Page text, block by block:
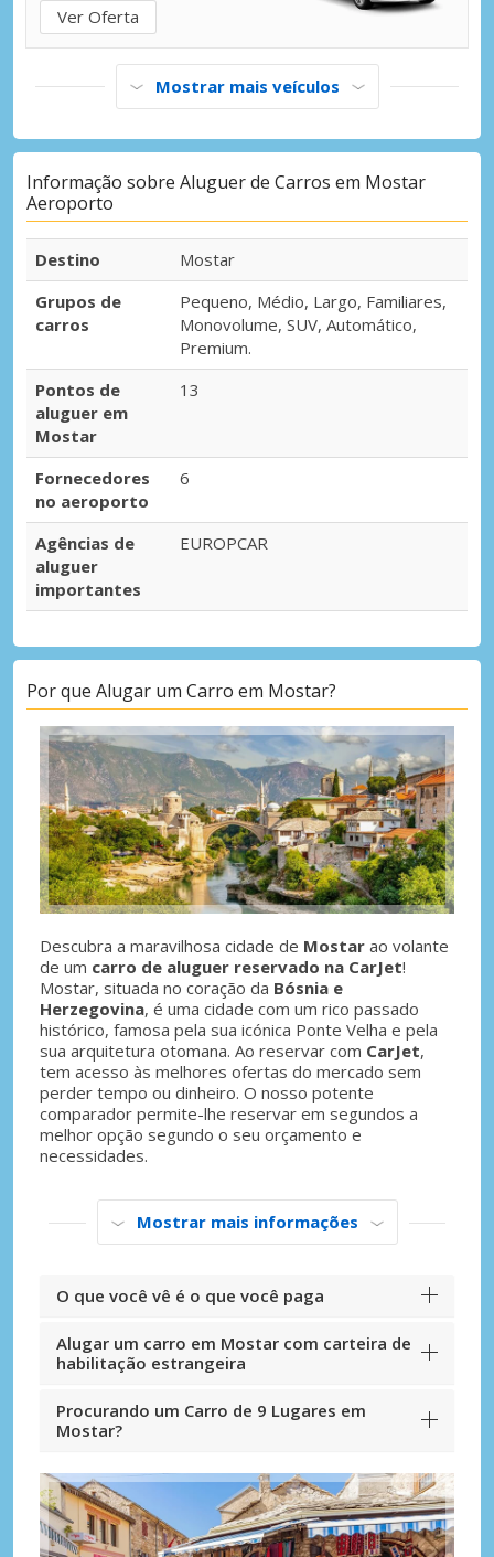
Ver Oferta
Mostrar mais veículos
Informação sobre Aluguer de Carros em Mostar
Aeroporto
Destino
Mostar
Grupos de
carros
Pequeno, Médio, Largo, Familiares,
Monovolume, SUV, Automático,
Premium.
Pontos de
aluguer em
Mostar
13
Fornecedores
no aeroporto
6
Agências de
aluguer
importantes
EUROPCAR
Por que Alugar um Carro em Mostar?
Descubra a maravilhosa cidade de Mostar ao volante
de um carro de aluguer reservado na CarJet!
Mostar, situada no coração da Bósnia e
Herzegovina, é uma cidade com um rico passado
histórico, famosa pela sua icónica Ponte Velha e pela
sua arquitetura otomana. Ao reservar com CarJet,
tem acesso às melhores ofertas do mercado sem
perder tempo ou dinheiro. O nosso potente
comparador permite-lhe reservar em segundos a
melhor opção segundo o seu orçamento e
necessidades.
Mostrar mais informações
O que você vê é o que você paga
Alugar um carro em Mostar com carteira de
habilitação estrangeira
Procurando um Carro de 9 Lugares em
Mostar?